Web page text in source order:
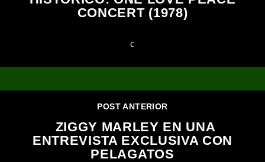
CONCERT (1978)
POST ANTERIOR
ZIGGY MARLEY EN UNA
ENTREVISTA EXCLUSIVA CON
PELAGATOS